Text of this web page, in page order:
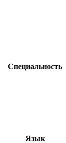
Специальность
Язык